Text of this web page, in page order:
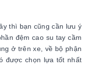
thì bạn cũng cần lưu ý
đệm cao su tay cầm
ở trên xe, về bộ phận
được chọn lựa tốt nhất